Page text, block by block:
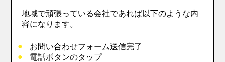
地域で頑張っている会社であれば以下のような内
容になります。
お問い合わせフォーム送信完了
電話ボタンのタップ